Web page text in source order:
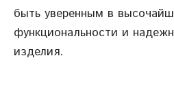
быть уверенным в
функциональности и
изделия.